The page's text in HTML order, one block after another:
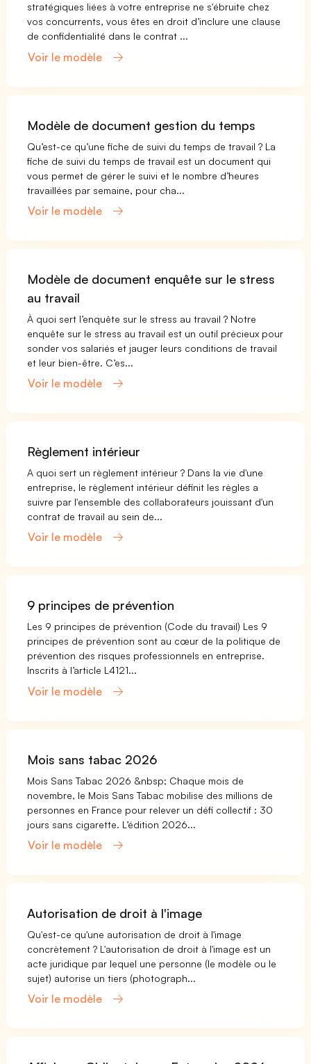
stratégiques liées à votre entreprise ne s'ébruite chez
vos concurrents, vous êtes en droit d’inclure une clause
de confidentialité dans le contrat ...
Voir le modèle
Modèle de document gestion du temps
Qu’est-ce qu’une fiche de suivi du temps de travail ? La
fiche de suivi du temps de travail est un document qui
vous permet de gérer le suivi et le nombre d’heures
travaillées par semaine, pour cha...
Voir le modèle
Modèle de document enquête sur le stress
au travail
À quoi sert l’enquête sur le stress au travail ? Notre
enquête sur le stress au travail est un outil précieux pour
sonder vos salariés et jauger leurs conditions de travail
et leur bien-être. C’es...
Voir le modèle
Règlement intérieur
A quoi sert un règlement intérieur ? Dans la vie d'une
entreprise, le règlement intérieur définit les règles a
suivre par l'ensemble des collaborateurs jouissant d'un
contrat de travail au sein de...
Voir le modèle
9 principes de prévention
Les 9 principes de prévention (Code du travail) Les 9
principes de prévention sont au cœur de la politique de
prévention des risques professionnels en entreprise.
Inscrits à l’article L4121...
Voir le modèle
Mois sans tabac 2026
Mois Sans Tabac 2026 &nbsp; Chaque mois de
novembre, le Mois Sans Tabac mobilise des millions de
personnes en France pour relever un défi collectif : 30
jours sans cigarette. L’édition 2026...
Voir le modèle
Autorisation de droit à l'image
Qu'est-ce qu'une autorisation de droit à l'image
concrètement ? L'autorisation de droit à l'image est un
acte juridique par lequel une personne (le modèle ou le
sujet) autorise un tiers (photograph...
Voir le modèle